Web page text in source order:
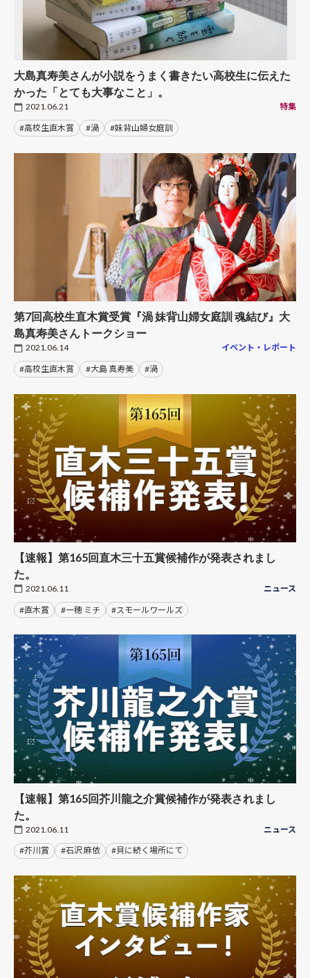
大島真寿美さんが小説をうまく書きたい高校生に伝えた
かった「とても大事なこと」。
2021.06.21 特集
#高校生直木賞 #渦 #妹背山婦女庭訓
第7回高校生直木賞受賞『渦 妹背山婦女庭訓 魂結び』大
島真寿美さんトークショー
2021.06.14 イベント・レポート
#高校生直木賞 #大島 真寿美 #渦
【速報】第165回直木三十五賞候補作が発表されまし
た。
2021.06.11 ニュース
#直木賞 #一穂 ミチ #スモールワールズ
【速報】第165回芥川龍之介賞候補作が発表されまし
た。
2021.06.11 ニュース
#芥川賞 #石沢 麻依 #貝に続く場所にて